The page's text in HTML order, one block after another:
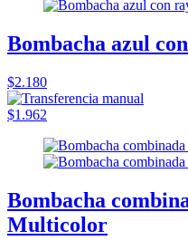
Bombacha azul
$2.180
$1.962
Bombacha
Multicolor